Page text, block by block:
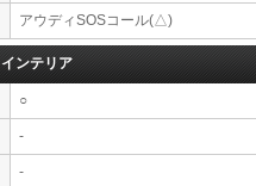
アウディSOSコール(△)
インテリア
○
-
-